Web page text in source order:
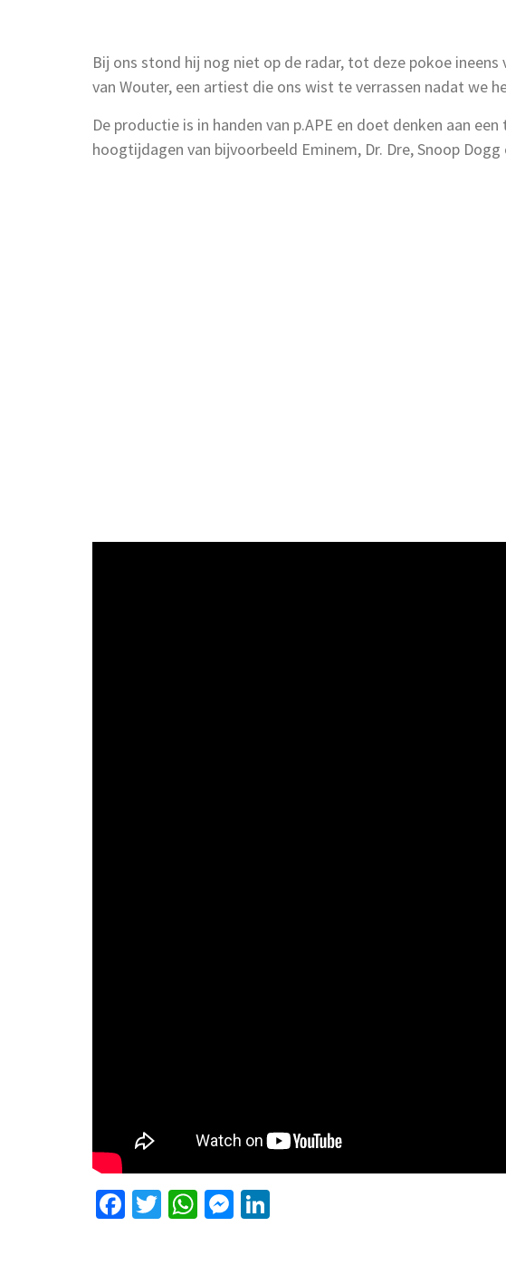
Bij ons stond hij nog niet op de radar, tot deze pokoe
van Wouter, een artiest die ons wist te verrassen nadat we
De productie is in handen van p.APE en doet denken aan
hoogtijdagen van bijvoorbeeld Eminem, Dr. Dre, Snoop Dogg
Facebook
Twitter
WhatsApp
Messenger